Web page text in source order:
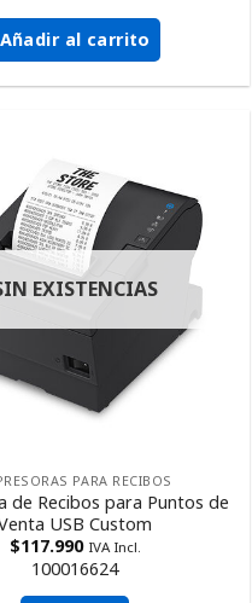
Añadir al carrito
EXISTENCIAS
PARA RECIBOS
de Recibos para Puntos de
USB Custom
$117.990 IVA Incl.
100016624